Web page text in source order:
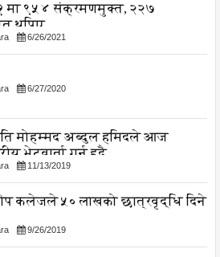
मा ९५४ संक्रमणमुक्त, २२७
थपिए
6/26/2021
6/27/2020
मोहम्मद अब्दुल हमिदले आज
भेटवार्ता गर्नु हुदै,
11/13/2019
कलेजले ५० लाखको छात्रवृद्धि दिने
9/26/2019